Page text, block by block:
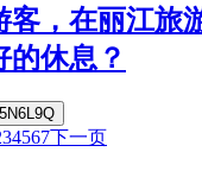
客，在丽江旅
的休息？
34567下一页